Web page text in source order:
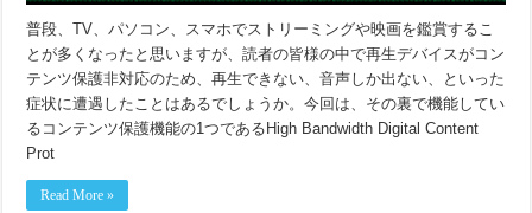
普段、TV、パソコン、スマホでストリーミングや映画を鑑賞するこ
とが多くなったと思いますが、読者の皆様の中で再生デバイスがコン
テンツ保護非対応のため、再生できない、音声しか出ない、といった
症状に遭遇したことはあるでしょうか。今回は、その裏で機能してい
るコンテンツ保護機能の1つであるHigh Bandwidth Digital Content
Prot
Read More »